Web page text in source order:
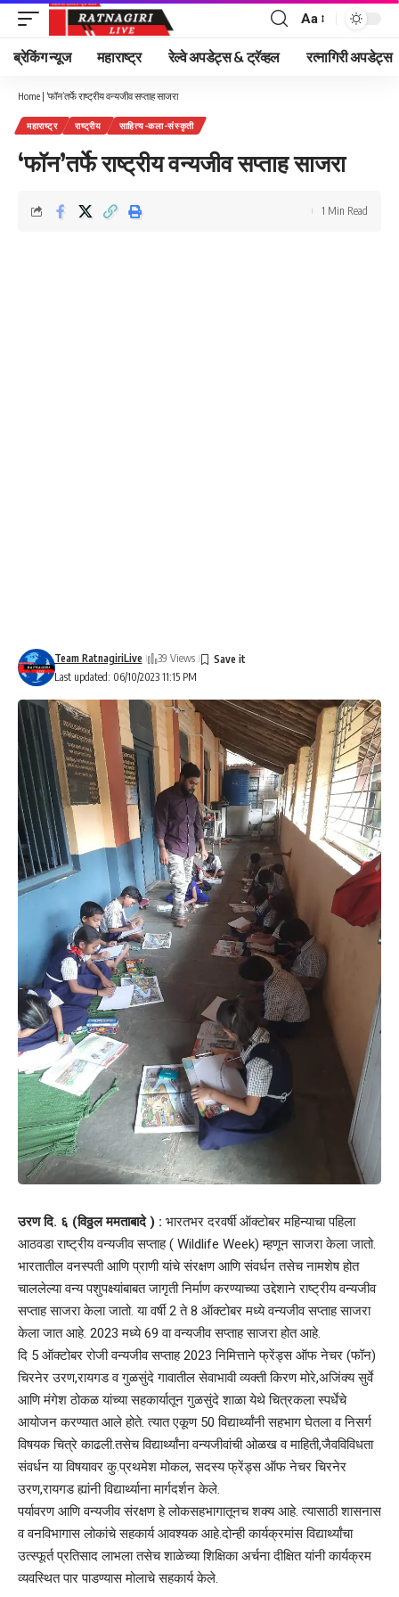
Font
Resizer
Aa
ब्रेकिंग न्यूज महाराष्ट्र रेल्वे अपडेट्स & ट्रॅव्हल रत्नागिरी अपडेट्स
Home | ‘फॉन’तर्फे राष्ट्रीय वन्यजीव सप्ताह साजरा
महाराष्ट्र राष्ट्रीय साहित्य-कला-संस्कृती
‘फॉन’तर्फे राष्ट्रीय वन्यजीव सप्ताह साजरा
Last updated: 06/10/2023 11:15 PM
Team RatnagiriLive 39 Views
1 Min Read
उरण दि. ६ (विठ्ठल ममताबादे ) : भारतभर दरवर्षी ऑक्टोबर महिन्याचा पहिला
आठवडा राष्ट्रीय वन्यजीव सप्ताह ( Wildlife Week) म्हणून साजरा केला जातो.
भारतातील वनस्पती आणि प्राणी यांचे संरक्षण आणि संवर्धन तसेच नामशेष होत
चाललेल्या वन्य पशुपक्ष्यांबाबत जागृती निर्माण करण्याच्या उद्देशाने राष्ट्रीय वन्यजीव
सप्ताह साजरा केला जातो. या वर्षी 2 ते 8 ऑक्टोबर मध्ये वन्यजीव सप्ताह साजरा
केला जात आहे. 2023 मध्ये 69 वा वन्यजीव सप्ताह साजरा होत आहे.
दि 5 ऑक्टोबर रोजी वन्यजीव सप्ताह 2023 निमित्ताने फ्रेंड्स ऑफ नेचर (फॉन)
चिरनेर उरण,रायगड व गुळसुंदे गावातील सेवाभावी व्यक्ती किरण मोरे,अजिंक्य सुर्वे
आणि मंगेश ठोकळ यांच्या सहकार्यातून गुळसुंदे शाळा येथे चित्रकला स्पर्धेचे
आयोजन करण्यात आले होते. त्यात एकूण 50 विद्यार्थ्यांनी सहभाग घेतला व निसर्ग
विषयक चित्रे काढली.तसेच विद्यार्थ्यांना वन्यजीवांची ओळख व माहिती,जैवविविधता
संवर्धन या विषयावर कु.प्रथमेश मोकल, सदस्य फ्रेंड्स ऑफ नेचर चिरनेर
उरण,रायगड ह्यांनी विद्यार्थ्याना मार्गदर्शन केले.
पर्यावरण आणि वन्यजीव संरक्षण हे लोकसहभागातूनच शक्य आहे. त्यासाठी शासनास
व वनविभागास लोकांचे सहकार्य आवश्यक आहे.दोन्ही कार्यक्रमांस विद्यार्थ्यांचा
उत्स्फूर्त प्रतिसाद लाभला तसेच शाळेच्या शिक्षिका अर्चना दीक्षित यांनी कार्यक्रम
व्यवस्थित पार पाडण्यास मोलाचे सहकार्य केले.